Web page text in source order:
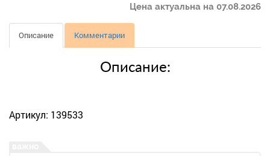
Цена актуальна на 07.08.2026
Описание Комментарии
Описание:
Артикул: 139533